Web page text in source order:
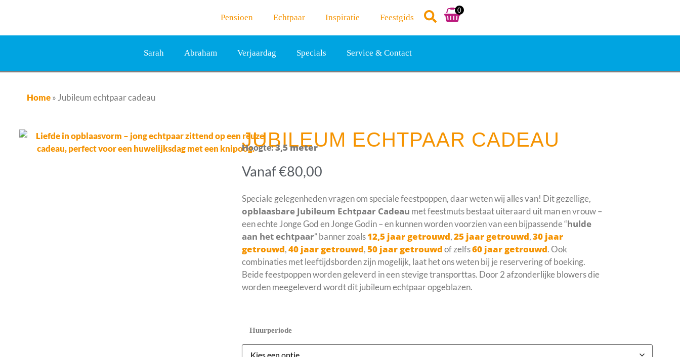
Sarah Abraham Verjaardag Specials Service & Contact
Pensioen Echtpaar Inspiratie Feestgids
0
Home» Jubileum echtpaar cadeau
JUBILEUM ECHTPAAR CADEAU
Hoogte:3,5 meter
Vanaf€80,00
Speciale gelegenheden vragen om speciale feestpoppen, daar weten wij alles van! Dit gezellige,
opblaasbare Jubileum Echtpaar Cadeau met feestmuts bestaat uiteraard uit man en vrouw –
een echte Jonge God en Jonge Godin – en kunnen worden voorzien van een bijpassende “hulde
aan het echtpaar” banner zoals12,5 jaar getrouwd,25 jaar getrouwd,30 jaar
getrouwd,40 jaar getrouwd,50 jaar getrouwdof zelfs60 jaar getrouwd. Ook
combinaties met leeftijdsborden zijn mogelijk, laat het ons weten bij je reservering of boeking.
Beide feestpoppen worden geleverd in een stevige transporttas. Door 2 afzonderlijke blowers die
worden meegeleverd wordt dit jubileum echtpaar opgeblazen.
Huurperiode